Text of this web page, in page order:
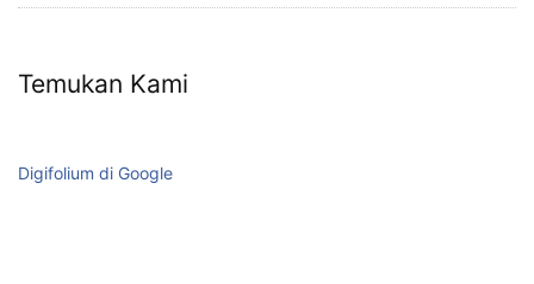
Temukan Kami
Digifolium di Google